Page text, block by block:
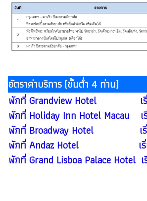
อัตราค่าบริการ (ขั้นต่ำ 4 ท่าน)
พักที่ Grandview Hotel เริ่
พักที่ Holiday Inn Hotel Macau เ
พักที่ Broadway Hotel เริ่
พักที่ Andaz Hotel เริ่
พักที่ Grand Lisboa Palace Hotel